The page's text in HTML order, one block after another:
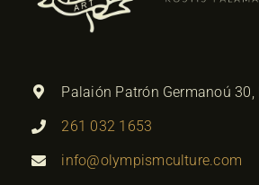
Palaión Patrón Germanoú
261 032 1653
info@olympismculture.com